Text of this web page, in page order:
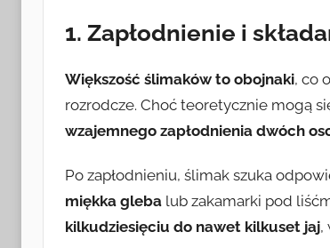
1. Zapłodnienie i
Większość ślimaków to obojnaki, co
rozrodcze. Choć teoretycznie mogą
wzajemnego zapłodnienia dwóch
Po zapłodnieniu, ślimak szuka
miękka gleba lub zakamarki pod
kilkudziesięciu do nawet kilkuset jaj,